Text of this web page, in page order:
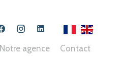
Notre agence Contact